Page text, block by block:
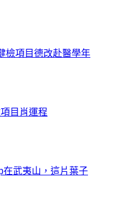
檢項目德改赴醫學年
目肖運程
在武夷山，這片葉子